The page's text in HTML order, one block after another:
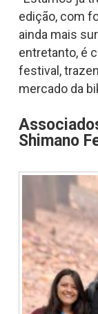
edição, com
ainda mais
entretanto, é
festival,
mercado da
Shimano